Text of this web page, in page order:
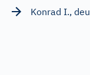
Konrad I.,